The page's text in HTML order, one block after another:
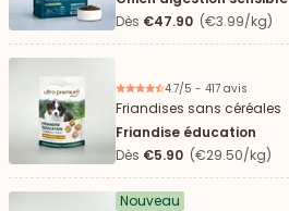
Dès €47.90 (€3.99/kg)
4.7/5 - 417 avis
Friandises sans céréales
Friandise éducation
Dès €5.90 (€29.50/kg)
Nouveau